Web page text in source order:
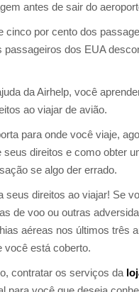
antes de sair do
cinco por cento dos
passageiros dos EUA
da Airhelp, você
ao viajar de avião.
para onde você viaje,
seus direitos e como obter
se algo der errado.
seus direitos ao viajar! Se
de voo ou outras
aéreas nos últimos três
você está coberto.
contratar os serviços da